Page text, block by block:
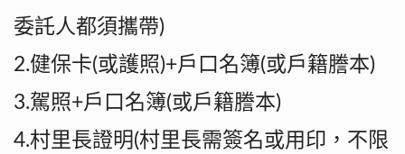
委託人都須攜帶)
2.健保卡(或護照)+戶口名簿(或戶籍謄本)
3.駕照+戶口名簿(或戶籍謄本)
4.村里長證明(村里長需簽名或用印，不限